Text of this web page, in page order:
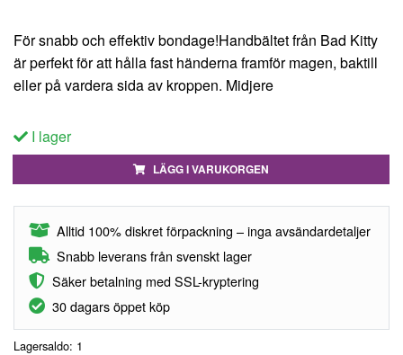
För snabb och effektiv bondage!Handbältet från Bad Kitty
är perfekt för att hålla fast händerna framför magen, baktill
eller på vardera sida av kroppen. Midjere
I lager
LÄGG I VARUKORGEN
Alltid 100% diskret förpackning – inga avsändardetaljer
Snabb leverans från svenskt lager
Säker betalning med SSL-kryptering
30 dagars öppet köp
Lagersaldo: 1